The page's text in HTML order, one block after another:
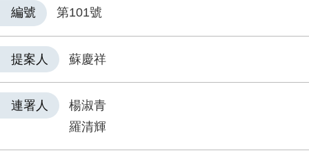
編號 第101號
提案人 蘇慶祥
連署人
楊淑青
羅清輝